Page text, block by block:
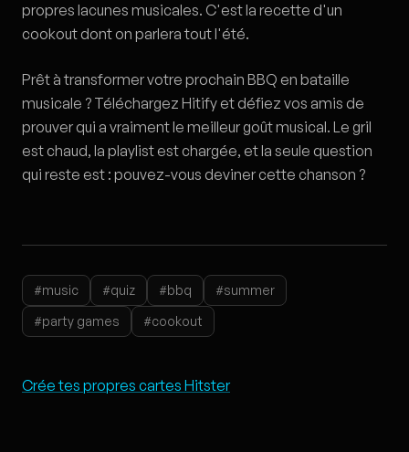
propres lacunes musicales. C'est la recette d'un
cookout dont on parlera tout l'été.
Prêt à transformer votre prochain BBQ en bataille
musicale ? Téléchargez Hitify et défiez vos amis de
prouver qui a vraiment le meilleur goût musical. Le gril
est chaud, la playlist est chargée, et la seule question
qui reste est : pouvez-vous deviner cette chanson ?
#music #quiz #bbq
#summer
#party games
#cookout
Crée tes propres cartes Hitster